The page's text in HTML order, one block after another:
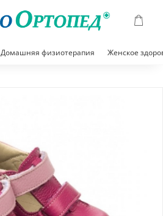
Домашняя физиотерапия Женское